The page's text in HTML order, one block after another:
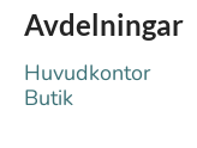
Avdelningar
Huvudkontor
Butik